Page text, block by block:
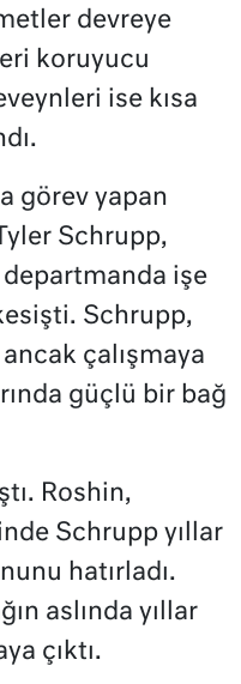
devreye
koruyucu
ise kısa
görev yapan
Schrupp,
departmanda işe
Schrupp,
ancak çalışmaya
güçlü bir bağ
Roshin,
Schrupp yıllar
hatırladı.
aslında yıllar
çıktı.